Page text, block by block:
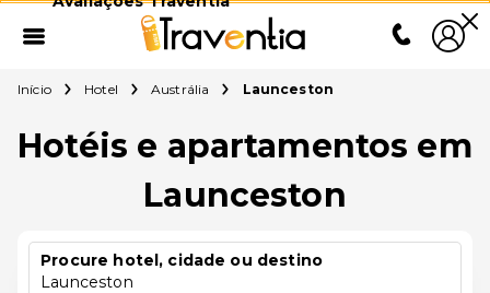
Início Hotel Austrália Launceston
Hotéis e apartamentos em
Launceston
Procure hotel, cidade ou destino
Launceston